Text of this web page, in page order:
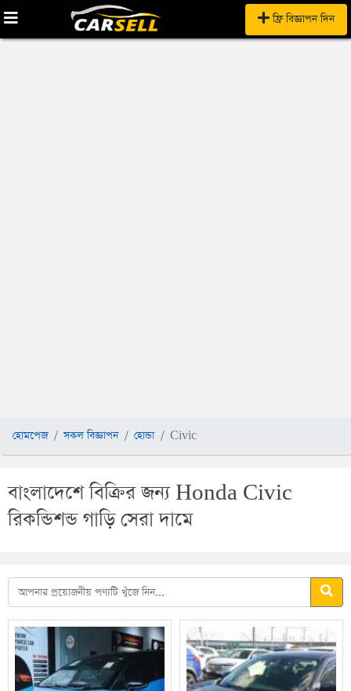
ফ্রি বিজ্ঞাপন দিন
হোমপেজ সকল বিজ্ঞাপন হোন্ডা Civic
বাংলাদেশে বিক্রির জন্য Honda Civic
রিকন্ডিশন্ড গাড়ি সেরা দামে